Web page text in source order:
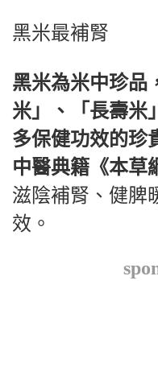
黑米最補腎
黑米為米中珍品
米」、「長壽米
多保健功效的珍
中醫典籍《本草
滋陰補腎、健脾
效。